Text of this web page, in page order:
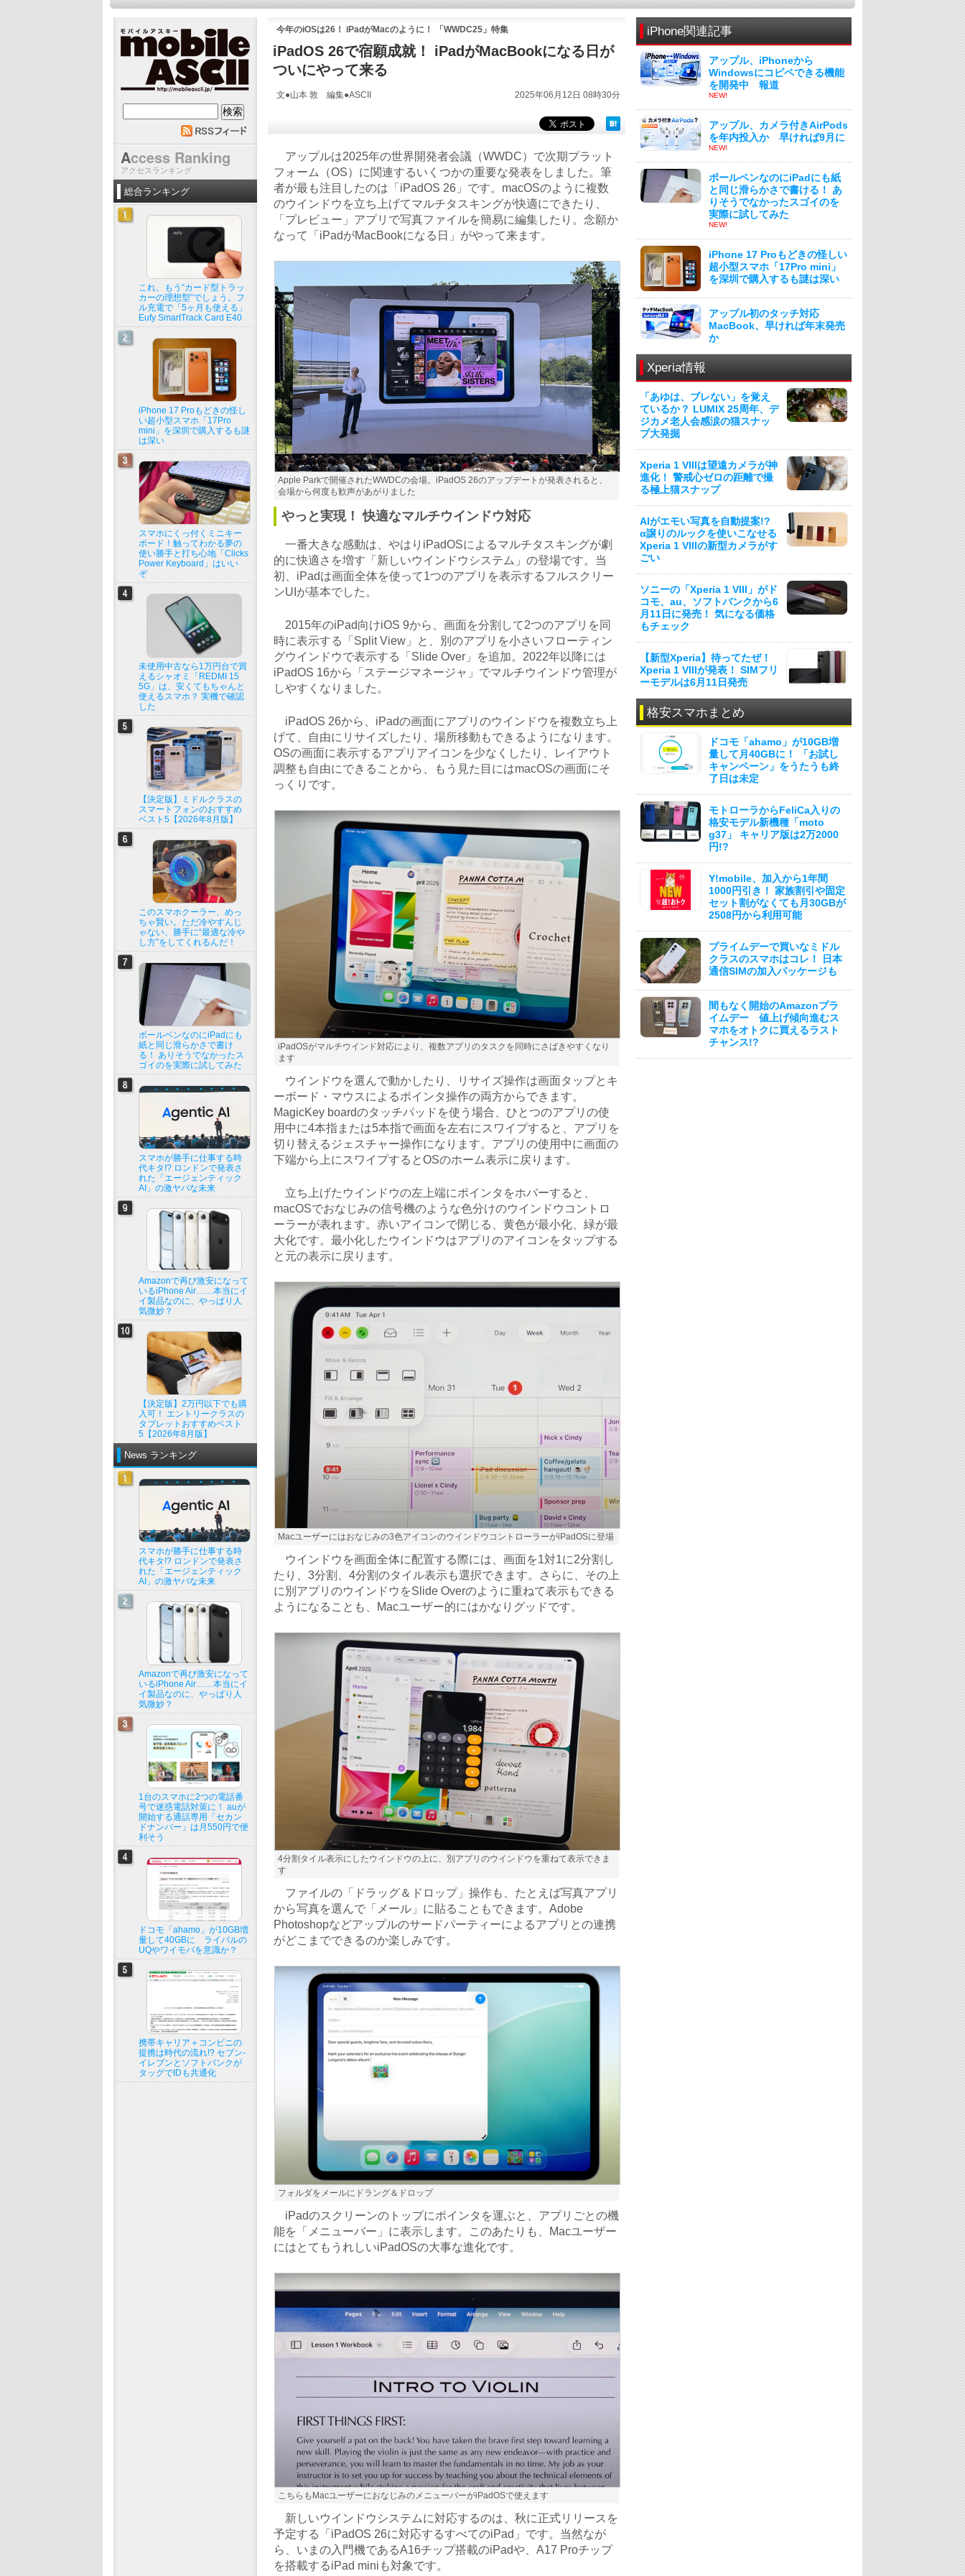
今年のiOSは26！ iPadがMacのように！ 「WWDC25」特集
iPadOS 26で宿願成就！ iPadがMacBookになる日が
ついにやって来る
文●山本 敦 編集●ASCII 2025年06月12日 08時30分
アップルは2025年の世界開発者会議（WWDC）で次期プラット
フォーム（OS）に関連するいくつかの重要な発表をしました。筆
者が最も注目したのは「iPadOS 26」です。macOSのように複数
のウインドウを立ち上げてマルチタスキングが快適にできたり、
「プレビュー」アプリで写真ファイルを簡易に編集したり。念願か
なって「iPadがMacBookになる日」がやって来ます。
Apple Parkで開催されたWWDCの会場。iPadOS 26のアップデートが発表されると、
会場から何度も歓声があがりました
やっと実現！ 快適なマルチウインドウ対応
一番大きな感動は、やはりiPadOSによるマルチタスキングが劇
的に快適さを増す「新しいウインドウシステム」の登場です。当
初、iPadは画面全体を使って1つのアプリを表示するフルスクリー
ンUIが基本でした。
2015年のiPad向けiOS 9から、画面を分割して2つのアプリを同
時に表示する「Split View」と、別のアプリを小さいフローティン
グウインドウで表示する「Slide Over」を追加。2022年以降には
iPadOS 16から「ステージマネージャ」でマルチウインドウ管理が
しやすくなりました。
iPadOS 26から、iPadの画面にアプリのウインドウを複数立ち上
げて、自由にリサイズしたり、場所移動もできるようになります。
OSの画面に表示するアプリアイコンを少なくしたり、レイアウト
調整も自由にできることから、もう見た目にはmacOSの画面にそ
っくりです。
iPadOSがマルチウインド対応により、複数アプリのタスクを同時にさばきやすくなり
ます
ウインドウを選んで動かしたり、リサイズ操作は画面タップとキ
ーボード・マウスによるポインタ操作の両方からできます。
MagicKey boardのタッチパッドを使う場合、ひとつのアプリの使
用中に4本指または5本指で画面を左右にスワイプすると、アプリを
切り替えるジェスチャー操作になります。アプリの使用中に画面の
下端から上にスワイプするとOSのホーム表示に戻ります。
立ち上げたウインドウの左上端にポインタをホバーすると、
macOSでおなじみの信号機のような色分けのウインドウコントロ
ーラーが表れます。赤いアイコンで閉じる、黄色が最小化、緑が最
大化です。最小化したウインドウはアプリのアイコンをタップする
と元の表示に戻ります。
Macユーザーにはおなじみの3色アイコンのウインドウコントローラーがiPadOSに登場
ウインドウを画面全体に配置する際には、画面を1対1に2分割し
たり、3分割、4分割のタイル表示も選択できます。さらに、その上
に別アプリのウインドウをSlide Overのように重ねて表示もできる
ようになることも、Macユーザー的にはかなりグッドです。
4分割タイル表示にしたウインドウの上に、別アプリのウインドウを重ねて表示できま
す
ファイルの「ドラッグ＆ドロップ」操作も、たとえば写真アプリ
から写真を選んで「メール」に貼ることもできます。Adobe
Photoshopなどアップルのサードパーティーによるアプリとの連携
がどこまでできるのか楽しみです。
フォルダをメールにドラング＆ドロップ
iPadのスクリーンのトップにポインタを運ぶと、アプリごとの機
能を「メニューバー」に表示します。このあたりも、Macユーザー
にはとてもうれしいiPadOSの大事な進化です。
こちらもMacユーザーにおなじみのメニューバーがiPadOSで使えます
新しいウインドウシステムに対応するのは、秋に正式リリースを
予定する「iPadOS 26に対応するすべてのiPad」です。当然なが
ら、いまの入門機であるA16チップ搭載のiPadや、A17 Proチップ
を搭載するiPad miniも対象です。
iPhone関連記事
アップル、iPhoneから
Windowsにコピペできる機能
を開発中 報道
NEW!
アップル、カメラ付きAirPods
を年内投入か 早ければ9月に
NEW!
ボールペンなのにiPadにも紙
と同じ滑らかさで書ける！ あ
りそうでなかったスゴイのを
実際に試してみた
NEW!
iPhone 17 Proもどきの怪しい
超小型スマホ「17Pro mini」
を深圳で購入するも謎は深い
アップル初のタッチ対応
MacBook、早ければ年末発売
か
Xperia情報
「あゆは、ブレない」を覚え
ているか？ LUMIX 25周年、デ
ジカメ老人会感涙の猫スナッ
プ大発掘
Xperia 1 VIIIは望遠カメラが神
進化！ 警戒心ゼロの距離で撮
る極上猫スナップ
AIがエモい写真を自動提案!?
α譲りのルックを使いこなせる
Xperia 1 VIIIの新型カメラがす
ごい
ソニーの「Xperia 1 VIII」がド
コモ、au、ソフトバンクから6
月11日に発売！ 気になる価格
もチェック
【新型Xperia】待ってたぜ！
Xperia 1 VIIIが発表！ SIMフリ
ーモデルは6月11日発売
格安スマホまとめ
ドコモ「ahamo」が10GB増
量して月40GBに！ 「お試し
キャンペーン」をうたうも終
了日は未定
モトローラからFeliCa入りの
格安モデル新機種「moto
g37」 キャリア版は2万2000
円!?
Y!mobile、加入から1年間
1000円引き！ 家族割引や固定
セット割がなくても月30GBが
2508円から利用可能
プライムデーで買いなミドル
クラスのスマホはコレ！ 日本
通信SIMの加入パッケージも
間もなく開始のAmazonプラ
イムデー 値上げ傾向進むス
マホをオトクに買えるラスト
チャンス!?
mobile ASCII
Access Ranking
アクセスランキング
総合ランキング
これ、もう“カード型トラッ
カーの理想型”でしょう。フ
ル充電で「5ヶ月も使える」
Eufy SmartTrack Card E40
iPhone 17 Proもどきの怪し
い超小型スマホ「17Pro
mini」を深圳で購入するも謎
は深い
スマホにくっ付くミニキー
ボード！触ってわかる夢の
使い勝手と打ち心地「Clicks
Power Keyboard」はいい
ぞ
未使用中古なら1万円台で買
えるシャオミ「REDMI 15
5G」は、安くてもちゃんと
使えるスマホ？ 実機で確認
した
【決定版】ミドルクラスの
スマートフォンのおすすめ
ベスト5【2026年8月版】
このスマホクーラー、めっ
ちゃ賢い。ただ冷やすんじ
ゃない、勝手に“最適な冷や
し方”をしてくれるんだ！
ボールペンなのにiPadにも
紙と同じ滑らかさで書け
る！ ありそうでなかったス
ゴイのを実際に試してみた
スマホが勝手に仕事する時
代キタ!? ロンドンで発表さ
れた「エージェンティック
AI」の激ヤバな未来
Amazonで再び激安になって
いるiPhone Air……本当にイ
イ製品なのに、やっぱり人
気微妙？
【決定版】2万円以下でも購
入可！ エントリークラスの
タブレットおすすめベスト
5【2026年8月版】
News ランキング
スマホが勝手に仕事する時
代キタ!? ロンドンで発表さ
れた「エージェンティック
AI」の激ヤバな未来
Amazonで再び激安になって
いるiPhone Air……本当にイ
イ製品なのに、やっぱり人
気微妙？
1台のスマホに2つの電話番
号で迷惑電話対策に！ auが
開始する通話専用「セカン
ドナンバー」は月550円で便
利そう
ドコモ「ahamo」が10GB増
量して40GBに ライバルの
UQやワイモバを意識か？
携帯キャリア＋コンビニの
提携は時代の流れ!? セブン-
イレブンとソフトバンクが
タッグでIDも共通化